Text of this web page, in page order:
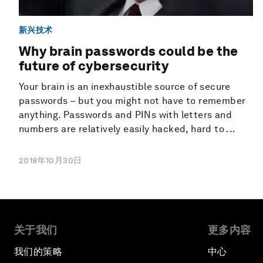
新兴技术
Why brain passwords could be the
future of cybersecurity
Your brain is an inexhaustible source of secure
passwords – but you might not have to remember
anything. Passwords and PINs with letters and
numbers are relatively easily hacked, hard to ...
2018年10月30日
关于我们
我们的策略
更多内容
中心